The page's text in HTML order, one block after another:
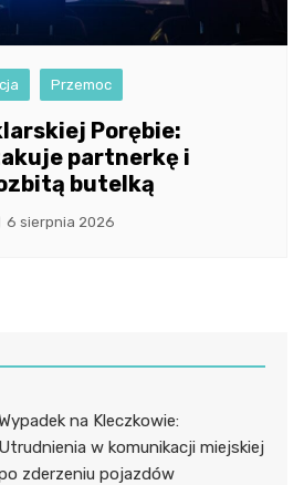
Przemoc
Porębie:
partnerkę i
butelką
6 sierpnia 2026
na Kleczkowie:
Utrudnienia w komunikacji miejskiej
zderzeniu pojazdów